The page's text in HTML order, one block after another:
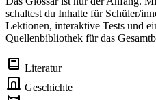
schaltest du Inhalte für Schüler/
Lektionen, interaktive Tests und
Quellenbibliothek für das
Literatur
Geschichte